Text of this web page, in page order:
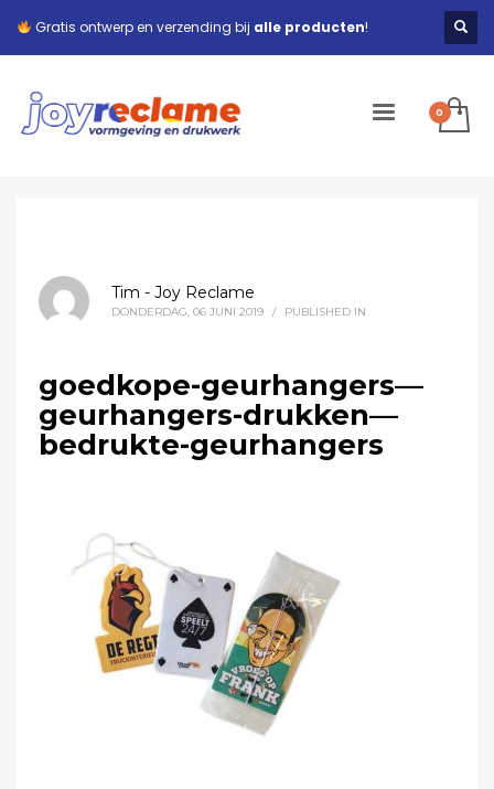
Gratis ontwerp en verzending bij alle producten!
Tim - Joy Reclame
DONDERDAG, 06 JUNI 2019 / PUBLISHED IN
goedkope-geurhangers—
geurhangers-drukken—
bedrukte-geurhangers